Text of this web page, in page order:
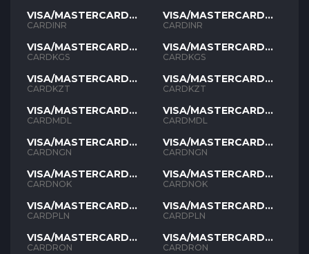
VISA/MASTERCARD
INR
CARDINR
VISA/MASTERCARD
KGS
CARDKGS
VISA/MASTERCARD
KZT
CARDKZT
VISA/MASTERCARD
MDL
CARDMDL
VISA/MASTERCARD
NGN
CARDNGN
VISA/MASTERCARD
NOK
CARDNOK
VISA/MASTERCARD
PLN
CARDPLN
VISA/MASTERCARD
RON
CARDRON
VISA/MASTERCARD
INR
CARDINR
VISA/MASTERCARD
KGS
CARDKGS
VISA/MASTERCARD
KZT
CARDKZT
VISA/MASTERCARD
MDL
CARDMDL
VISA/MASTERCARD
NGN
CARDNGN
VISA/MASTERCARD
NOK
CARDNOK
VISA/MASTERCARD
PLN
CARDPLN
VISA/MASTERCARD
RON
CARDRON